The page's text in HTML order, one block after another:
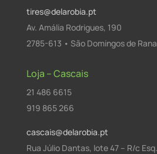
tires@delarobia.pt
Av. Amália Rodrigues, 190
2785-613 • São Domingos de Rana
Loja – Cascais
21 486 6615
919 865 266
cascais@delarobia.pt
Rua Júlio Dantas, lote 47 – R/c Esq.